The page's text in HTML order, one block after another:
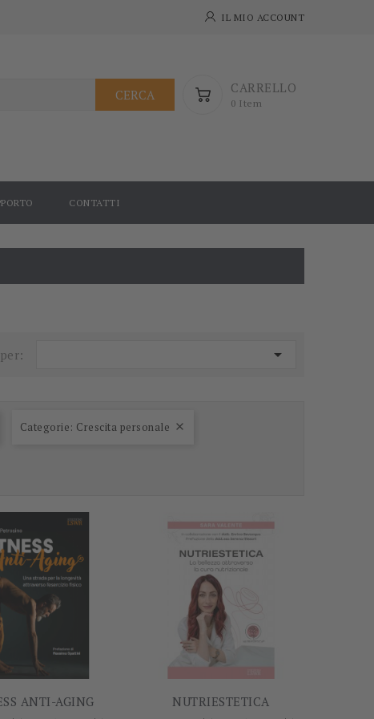
IL MIO ACCOUNT
CARRELLO
0 Item
CERCA
CONTATTI

Categorie: Crescita personale 
ANTI-AGING NUTRIESTETICA